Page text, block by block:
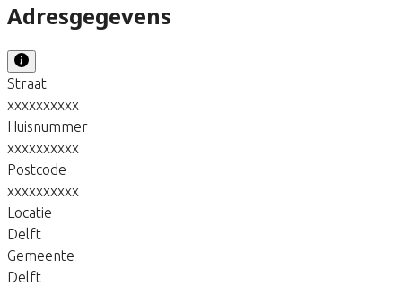
Adresgegevens
Straat
xxxxxxxxxx
Huisnummer
xxxxxxxxxx
Postcode
xxxxxxxxxx
Locatie
Delft
Gemeente
Delft